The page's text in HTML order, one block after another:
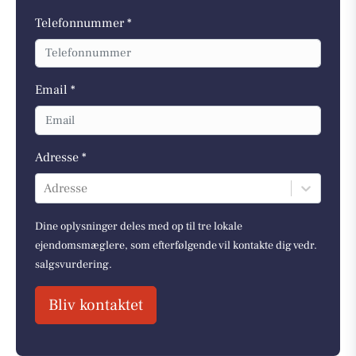
Telefonnummer *
Email *
Adresse *
Adresse
Dine oplysninger deles med op til tre lokale
ejendomsmæglere, som efterfølgende vil kontakte dig vedr.
salgsvurdering.
Bliv kontaktet